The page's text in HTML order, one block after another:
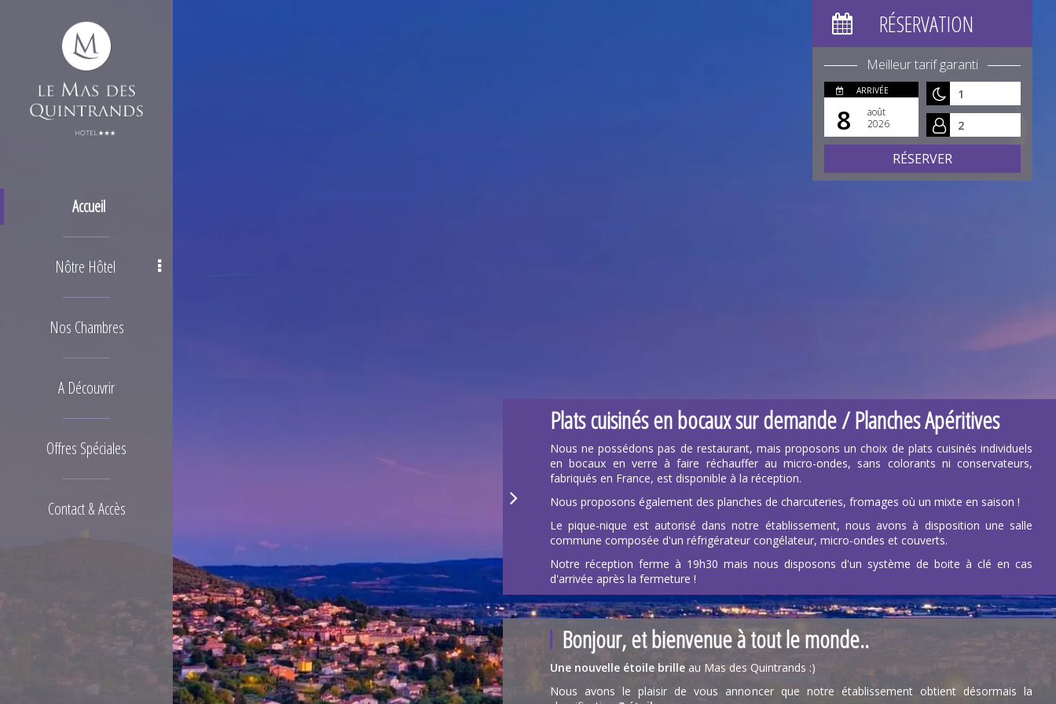
Accueil
Nôtre Hôtel
Nos Chambres
A Découvrir
Offres Spéciales
Contact & Accès
RÉSERVATION
Meilleur tarif garanti
ARRIVÉE
8
août
2026
RÉSERVER
Plats cuisinés en bocaux sur demande / Planches Apéritives
Nous ne possédons pas de restaurant, mais proposons un choix de plats cuisinés individuels
en bocaux en verre à faire réchauffer au micro-ondes, sans colorants ni conservateurs,
fabriqués en France, est disponible à la réception.
Nous proposons également des planches de charcuteries, fromages où un mixte en saison !
Le pique-nique est autorisé dans notre établissement, nous avons à disposition une salle
commune composée d'un réfrigérateur congélateur, micro-ondes et couverts.
Notre réception ferme à 19h30 mais nous disposons d'un système de boite à clé en cas
d'arrivée après la fermeture !
Bonjour, et bienvenue à tout le monde..
Une nouvelle étoile brille au Mas des Quintrands :)
Nous avons le plaisir de vous annoncer que notre établissement obtient désormais la